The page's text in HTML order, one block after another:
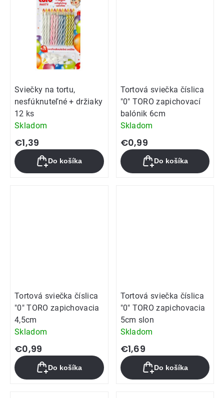
Sviečky na tortu,
nesfúknuteľné + držiaky
12 ks
Skladom
€1,39
Do košíka
Tortová sviečka číslica
"0" TORO zapichovací
balónik 6cm
Skladom
€0,99
Do košíka
Tortová sviečka číslica
"0" TORO zapichovacia
4,5cm
Skladom
€0,99
Do košíka
Tortová sviečka číslica
"0" TORO zapichovacia
5cm slon
Skladom
€1,69
Do košíka